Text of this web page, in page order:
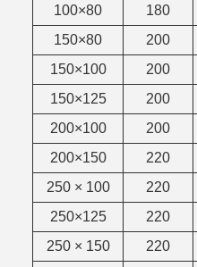
100×80
180
150×80
200
150×100
200
150×125
200
200×100
200
200×150
220
250 × 100
220
250×125
220
250 × 150
220